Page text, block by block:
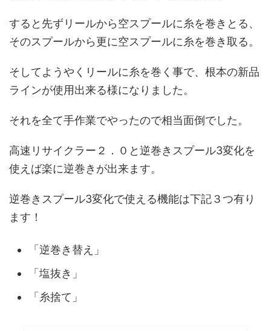
すると先ずリールから空スプールに糸を巻きとる、
そのスプールから更に空スプールに糸を巻き取る。
そしてようやくリールに糸を巻く事で、根本の新品
ラインが使用出来る様になりました。
それを全て手作業でやったので相当面倒でした。
高速リサイクラー２．０と逆巻きスプール3変化を
使えば楽に逆巻きが出来ます。
逆巻きスプール3変化で使える機能は下記３つ有り
ます！
「逆巻き替え」
「塩抜き」
「糸捨て」